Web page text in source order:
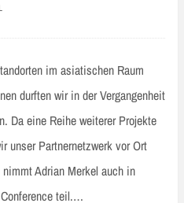
im asiatischen Raum
durften wir in der Vergangenheit
Da eine Reihe weiterer Projekte
unser Partnernetzwerk vor Ort
Adrian Merkel auch in
teil.…